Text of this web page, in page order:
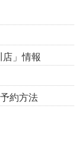
」情報
約方法